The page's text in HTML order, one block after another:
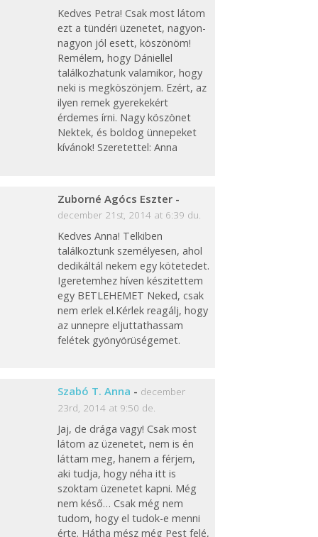
Kedves Petra! Csak most látom
ezt a tündéri üzenetet, nagyon-
nagyon jól esett, köszönöm!
Remélem, hogy Dániellel
találkozhatunk valamikor, hogy
neki is megköszönjem. Ezért, az
ilyen remek gyerekekért
érdemes írni. Nagy köszönet
Nektek, és boldog ünnepeket
kívánok! Szeretettel: Anna
Zuborné Agócs Eszter -
december 21st, 2014 at 6:39 du.
Kedves Anna! Telkiben
találkoztunk személyesen, ahol
dedikáltál nekem egy kötetedet.
Igeretemhez híven készitettem
egy BETLEHEMET Neked, csak
nem erlek el.Kérlek reagálj, hogy
az unnepre eljuttathassam
felétek gyönyörüségemet.
Szabó T. Anna - december
23rd, 2014 at 9:50 de.
Jaj, de drága vagy! Csak most
látom az üzenetet, nem is én
láttam meg, hanem a férjem,
aki tudja, hogy néha itt is
szoktam üzenetet kapni. Még
nem késő… Csak még nem
tudom, hogy el tudok-e menni
érte. Hátha mész még Pest felé,